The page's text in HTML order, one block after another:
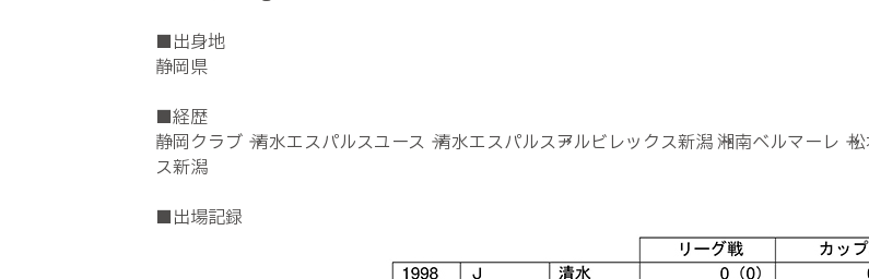
■出身地
静岡県
■経歴
静岡クラブ → 清水エスパルスユース → 清水エスパルス→アルビレックス新潟 →湘南ベルマーレ →
ス新潟
■出場記録